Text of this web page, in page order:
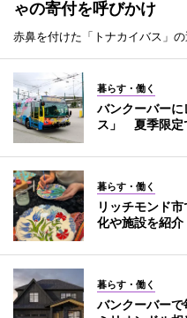
ゃの寄付を呼びかけ
赤鼻を付けた「トナカイバス」の
暮らす・働く
バンクーバー
ス」 夏季限定
暮らす・働く
リッチモンド
化や施設を紹介
暮らす・働く
バンクーバー